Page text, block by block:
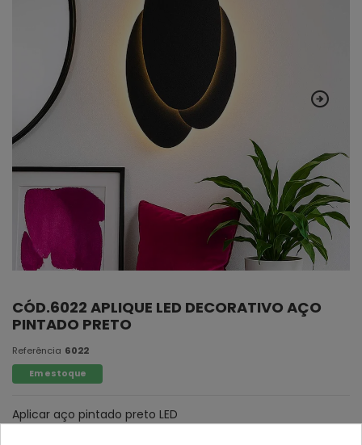
CÓD.6022 APLIQUE LED DECORATIVO AÇO
PINTADO PRETO
Referência 6022
Em estoque
Aplicar aço pintado preto LED